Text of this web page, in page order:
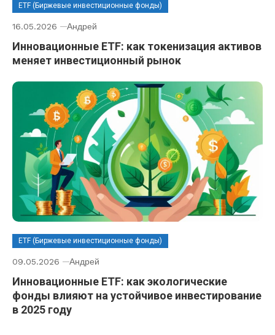
ETF (Биржевые инвестиционные фонды)
16.05.2026 Андрей
Инновационные ETF: как токенизация активов
меняет инвестиционный рынок
ETF (Биржевые инвестиционные фонды)
09.05.2026 Андрей
Инновационные ETF: как экологические
фонды влияют на устойчивое инвестирование
в 2025 году